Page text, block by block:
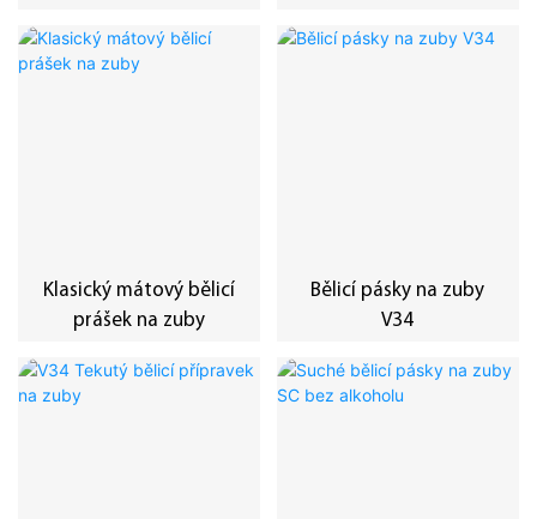
Klasický mátový bělicí
prášek na zuby
Bělicí pásky na zuby
V34